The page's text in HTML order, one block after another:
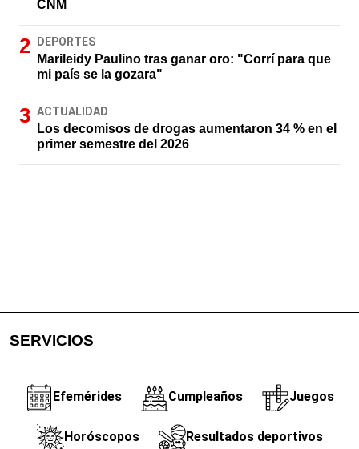
CNM
DEPORTES
Marileidy Paulino tras ganar oro: "Corrí para que
mi país se la gozara"
ACTUALIDAD
Los decomisos de drogas aumentaron 34 % en el
primer semestre del 2026
SERVICIOS
Efemérides Cumpleaños Juegos
Horóscopos Resultados deportivos